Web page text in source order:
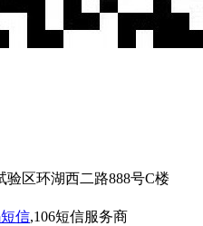
区环湖西二路888号C楼
信,106短信服务商